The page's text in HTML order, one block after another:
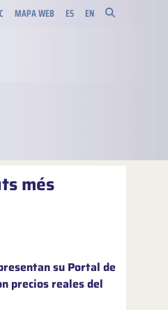
MAPA WEB ES EN
més
su Portal de
precios reales del